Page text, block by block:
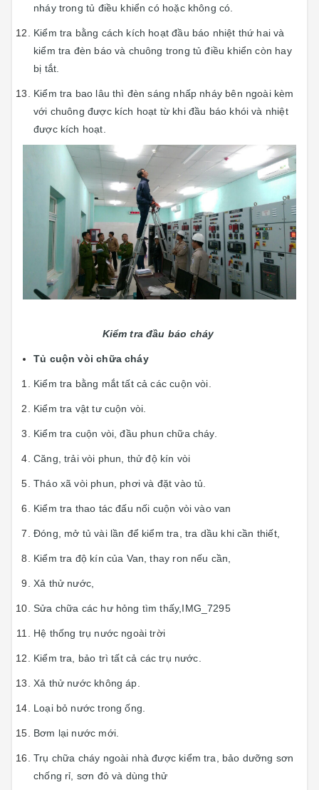
nháy trong tủ điều khiển có hoặc không có.
Kiểm tra bằng cách kích hoạt đầu báo nhiệt thứ hai và
kiểm tra đèn báo và chuông trong tủ điều khiển còn hay
bị tắt.
Kiểm tra bao lâu thì đèn sáng nhấp nháy bên ngoài kèm
với chuông được kích hoạt từ khi đầu báo khói và nhiệt
được kích hoạt.
Kiểm tra đầu báo cháy
Tủ cuộn vòi chữa cháy
Kiểm tra bằng mắt tất cả các cuộn vòi.
Kiểm tra vật tư cuộn vòi.
Kiểm tra cuộn vòi, đầu phun chữa cháy.
Căng, trải vòi phun, thử độ kín vòi
Tháo xã vòi phun, phơi và đặt vào tủ.
Kiểm tra thao tác đấu nối cuộn vòi vào van
Đóng, mở tủ vài lần để kiểm tra, tra dầu khi cần thiết,
Kiểm tra độ kín của Van, thay ron nếu cần,
Xả thử nước,
Sửa chữa các hư hỏng tìm thấy,IMG_7295
Hệ thống trụ nước ngoài trời
Kiểm tra, bảo trì tất cả các trụ nước.
Xả thử nước không áp.
Loại bỏ nước trong ống.
Bơm lại nước mới.
Trụ chữa cháy ngoài nhà được kiểm tra, bảo dưỡng sơn
chống rỉ, sơn đỏ và dùng thử